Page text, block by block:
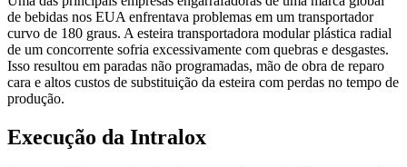
de bebidas nos EUA enfrentava problemas em um transportador
curvo de 180 graus. A esteira transportadora modular plástica radial
de um concorrente sofria excessivamente com quebras e desgastes.
Isso resultou em paradas não programadas, mão de obra de reparo
cara e altos custos de substituição da esteira com perdas no tempo de
produção.
Execução da Intralox